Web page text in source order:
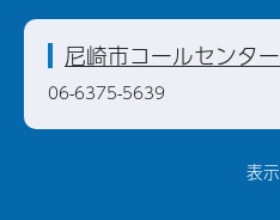
表示
尼崎市コールセンター
06-6375-5639